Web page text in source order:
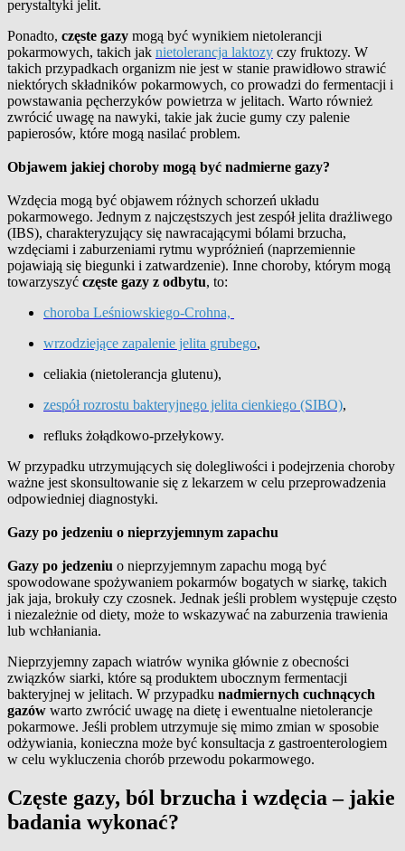
perystaltyki jelit.
Ponadto, częste gazy mogą być wynikiem nietolerancji
pokarmowych, takich jak nietolerancja laktozy czy fruktozy. W
takich przypadkach organizm nie jest w stanie prawidłowo strawić
niektórych składników pokarmowych, co prowadzi do fermentacji i
powstawania pęcherzyków powietrza w jelitach. Warto również
zwrócić uwagę na nawyki, takie jak żucie gumy czy palenie
papierosów, które mogą nasilać problem.
Objawem jakiej choroby mogą być nadmierne gazy?
Wzdęcia mogą być objawem różnych schorzeń układu
pokarmowego. Jednym z najczęstszych jest zespół jelita drażliwego
(IBS), charakteryzujący się nawracającymi bólami brzucha,
wzdęciami i zaburzeniami rytmu wypróżnień (naprzemiennie
pojawiają się biegunki i zatwardzenie). Inne choroby, którym mogą
towarzyszyć częste gazy z odbytu, to:
choroba Leśniowskiego-Crohna,
wrzodziejące zapalenie jelita grubego,
celiakia (nietolerancja glutenu),
zespół rozrostu bakteryjnego jelita cienkiego (SIBO),
refluks żołądkowo-przełykowy.
W przypadku utrzymujących się dolegliwości i podejrzenia choroby
ważne jest skonsultowanie się z lekarzem w celu przeprowadzenia
odpowiedniej diagnostyki.
Gazy po jedzeniu o nieprzyjemnym zapachu
Gazy po jedzeniu o nieprzyjemnym zapachu mogą być
spowodowane spożywaniem pokarmów bogatych w siarkę, takich
jak jaja, brokuły czy czosnek. Jednak jeśli problem występuje często
i niezależnie od diety, może to wskazywać na zaburzenia trawienia
lub wchłaniania.
Nieprzyjemny zapach wiatrów wynika głównie z obecności
związków siarki, które są produktem ubocznym fermentacji
bakteryjnej w jelitach. W przypadku nadmiernych cuchnących
gazów warto zwrócić uwagę na dietę i ewentualne nietolerancje
pokarmowe. Jeśli problem utrzymuje się mimo zmian w sposobie
odżywiania, konieczna może być konsultacja z gastroenterologiem
w celu wykluczenia chorób przewodu pokarmowego.
Częste gazy, ból brzucha i wzdęcia – jakie
badania wykonać?